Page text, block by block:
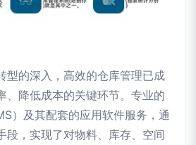
型的深入，高效的仓库管理已成
、降低成本的关键环节。专业的
）及其配套的应用软件服务，通
段，实现了对物料、库存、空间